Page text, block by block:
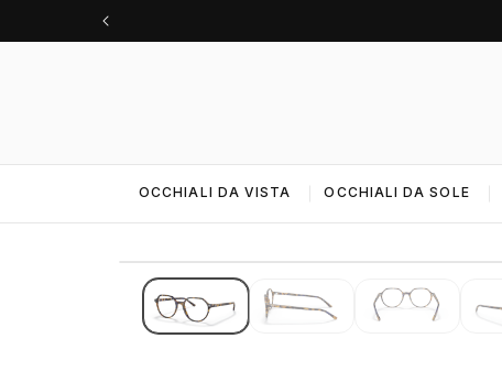
direttamente
ai contenuti
OCCHIALI DA VISTA OCCHIALI DA SOLE
IMMAGINI 4K · ALTA RISOLUZIONE